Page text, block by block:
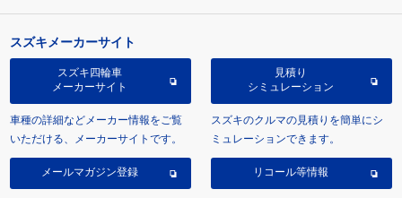
スズキメーカーサイト
スズキ四輪車
メーカーサイト
車種の詳細などメーカー情報をご覧
いただける、メーカーサイトです。
見積り
シミュレーション
スズキのクルマの見積りを簡単にシ
ミュレーションできます。
メールマガジン登録 リコール等情報